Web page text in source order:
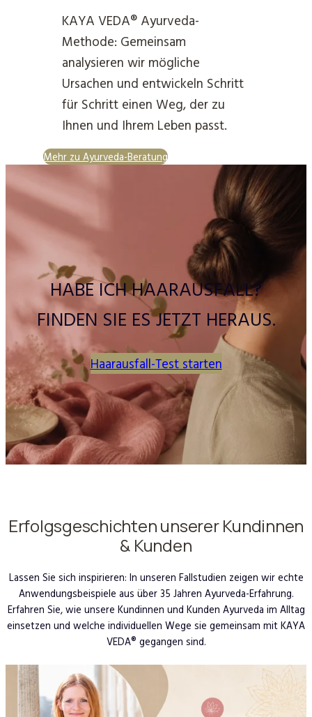
KAYA VEDA® Ayurveda-
Methode: Gemeinsam
analysieren wir mögliche
Ursachen und entwickeln Schritt
für Schritt einen Weg, der zu
Ihnen und Ihrem Leben passt.
Mehr zu Ayurveda-Beratung
HABE ICH HAARAUSFALL?
FINDEN SIE ES JETZT HERAUS.
Haarausfall-Test starten
Erfolgsgeschichten unserer Kundinnen
& Kunden
Lassen Sie sich inspirieren: In unseren Fallstudien zeigen wir echte
Anwendungsbeispiele aus über 35 Jahren Ayurveda-Erfahrung.
Erfahren Sie, wie unsere Kundinnen und Kunden Ayurveda im Alltag
einsetzen und welche individuellen Wege sie gemeinsam mit KAYA
VEDA® gegangen sind.